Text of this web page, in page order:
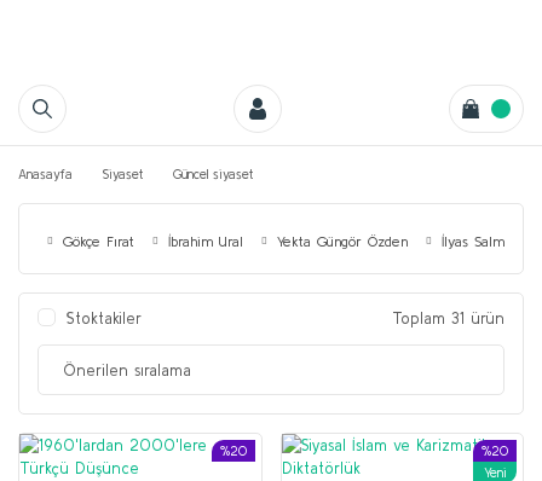
Anasayfa Siyaset Güncel siyaset
Gökçe Fırat İbrahim Ural Yekta Güngör Özden İlyas Salman
Stoktakiler Toplam 31 ürün
%20
%20
Yeni